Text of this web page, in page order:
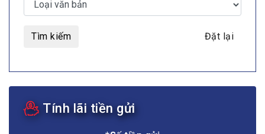
Tìm kiếm Đặt lại
Tính lãi tiền gửi